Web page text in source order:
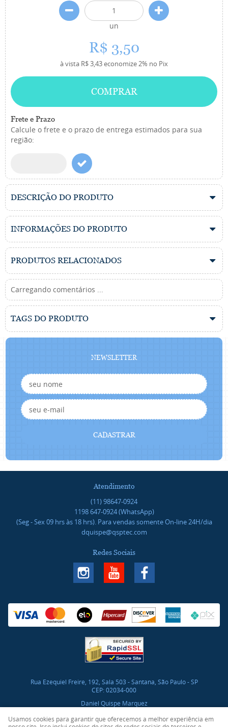
un
R$ 3,50
à vista R$ 3,43economize2% no Pix
COMPRAR
Frete e Prazo
Calcule o frete e o prazo de entrega estimados para sua
região:
DESCRIÇÃO DO PRODUTO
INFORMAÇÕES DO PRODUTO
PRODUTOS RELACIONADOS
Carregando comentários ...
TAGS DO PRODUTO
NEWSLETTER
CADASTRAR
Atendimento
(11)98647-0924
1198647-0924(WhatsApp)
(Seg - Sex 09 hrs às 18 hrs). Para vendas somente On-line 24H/dia
dquispe@qsptec.com
Redes Sociais
Rua Ezequiel Freire, 192, Sala 503 -Santana, São Paulo-SP
CEP: 02034-000
Daniel Quispe Marquez
Usamos cookies para garantir que oferecemos a melhor experiência em